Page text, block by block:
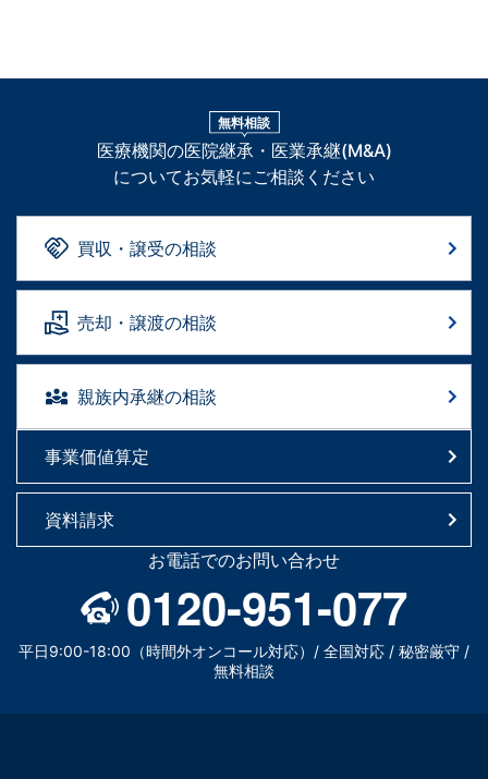
無料相談
医療機関の医院継承・医業承継(M&A)
についてお気軽にご相談ください
買収・譲受の相談
売却・譲渡の相談
親族内承継の相談
事業価値算定
資料請求
お電話でのお問い合わせ
0120-951-077
平日9:00-18:00（時間外オンコール対応）/ 全国対応 / 秘密厳守 /
無料相談